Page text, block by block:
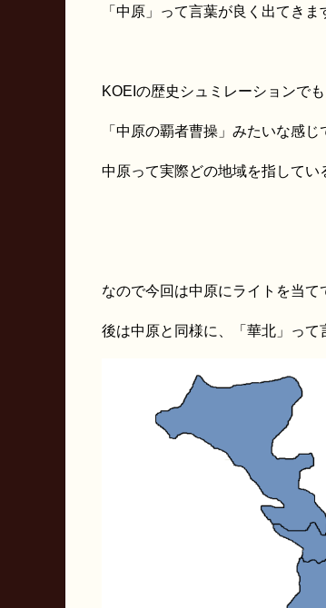
「中原」って言葉が良く出てきま
KOEIの歴史シュミレーションでも
「中原の覇者曹操」みたいな感じ
中原って実際どの地域を指してい
なので今回は中原にライトを当て
後は中原と同様に、「華北」って